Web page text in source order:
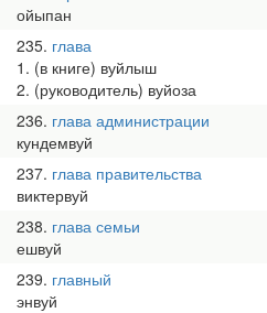
ойыпан
235 глава
1. (в книге) вуйлыш
2. (руководитель) вуйоза
236 глава администрации
кундемвуй
237 глава правительства
виктервуй
238 глава семьи
ешвуй
239 главный
энвуй